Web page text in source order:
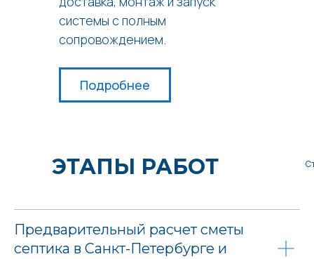
системы с полным
сопровождением.
Подробнее
ЭТАПЫ РАБОТ
Предварительный расчет сметы
септика в Санкт-Петербурге и